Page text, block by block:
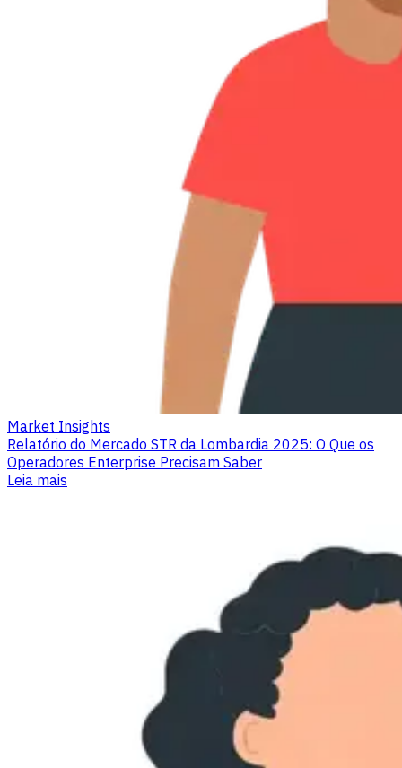
Market Insights
Relatório do Mercado STR da Lombardia 2025: O Que os
Operadores Enterprise Precisam Saber
Leia mais